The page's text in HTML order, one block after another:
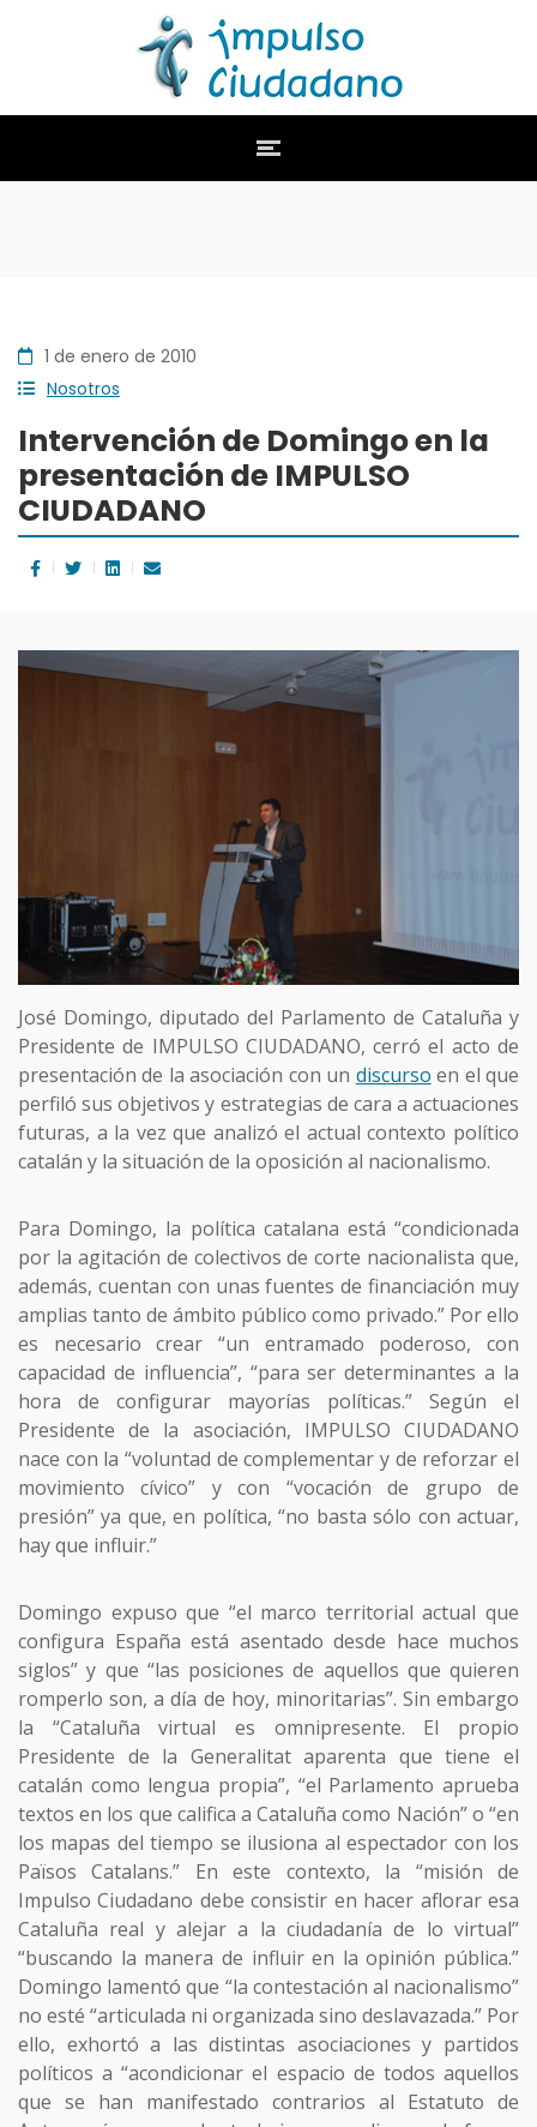
1 de enero de 2010
Nosotros
Intervención de Domingo en la
presentación de IMPULSO
CIUDADANO
José Domingo, diputado del Parlamento de Cataluña y
Presidente de IMPULSO CIUDADANO, cerró el acto de
presentación de la asociación con un discurso en el que
perfiló sus objetivos y estrategias de cara a actuaciones
futuras, a la vez que analizó el actual contexto político
catalán y la situación de la oposición al nacionalismo.
Para Domingo, la política catalana está “condicionada
por la agitación de colectivos de corte nacionalista que,
además, cuentan con unas fuentes de financiación muy
amplias tanto de ámbito público como privado.” Por ello
es necesario crear “un entramado poderoso, con
capacidad de influencia”, “para ser determinantes a la
hora de configurar mayorías políticas.” Según el
Presidente de la asociación, IMPULSO CIUDADANO
nace con la “voluntad de complementar y de reforzar el
movimiento cívico” y con “vocación de grupo de
presión” ya que, en política, “no basta sólo con actuar,
hay que influir.”
Domingo expuso que “el marco territorial actual que
configura España está asentado desde hace muchos
siglos” y que “las posiciones de aquellos que quieren
romperlo son, a día de hoy, minoritarias”. Sin embargo
la “Cataluña virtual es omnipresente. El propio
Presidente de la Generalitat aparenta que tiene el
catalán como lengua propia”, “el Parlamento aprueba
textos en los que califica a Cataluña como Nación” o “en
los mapas del tiempo se ilusiona al espectador con los
Països Catalans.” En este contexto, la “misión de
Impulso Ciudadano debe consistir en hacer aflorar esa
Cataluña real y alejar a la ciudadanía de lo virtual”
“buscando la manera de influir en la opinión pública.”
Domingo lamentó que “la contestación al nacionalismo”
no esté “articulada ni organizada sino deslavazada.” Por
ello, exhortó a las distintas asociaciones y partidos
políticos a “acondicionar el espacio de todos aquellos
que se han manifestado contrarios al Estatuto de